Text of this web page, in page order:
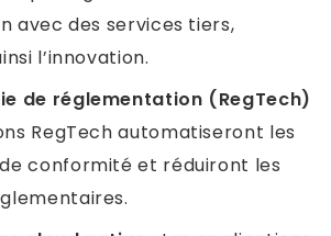
avec des services tiers,
l’innovation.
de réglementation (RegTech)
RegTech automatiseront les
conformité et réduiront les